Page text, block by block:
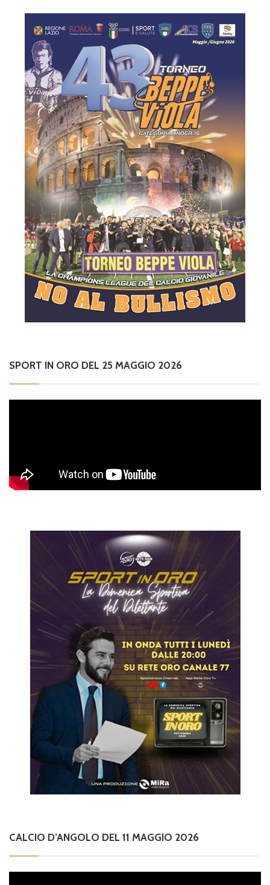
SPORT IN ORO DEL 25 MAGGIO 2026
CALCIO D’ANGOLO DEL 11 MAGGIO 2026